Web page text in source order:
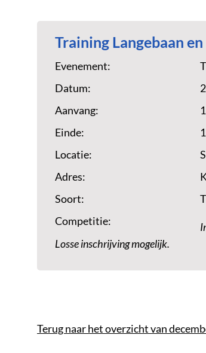
Training Langebaan
Evenement:
Datum:
Aanvang:
Einde:
Locatie:
Adres:
Soort:
Competitie:
Losse inschrijving mogelijk.
Terug naar het overzicht van